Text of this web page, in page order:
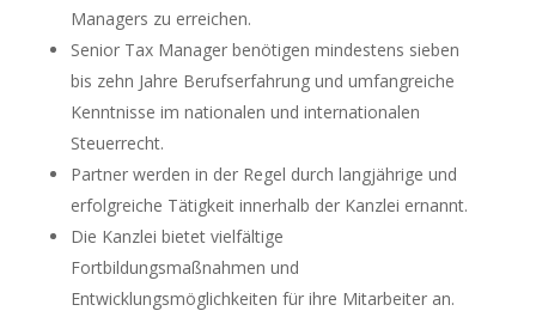
Managers zu erreichen.
Senior Tax Manager benötigen mindestens sieben
bis zehn Jahre Berufserfahrung und umfangreiche
Kenntnisse im nationalen und internationalen
Steuerrecht.
Partner werden in der Regel durch langjährige und
erfolgreiche Tätigkeit innerhalb der Kanzlei ernannt.
Die Kanzlei bietet vielfältige
Fortbildungsmaßnahmen und
Entwicklungsmöglichkeiten für ihre Mitarbeiter an.